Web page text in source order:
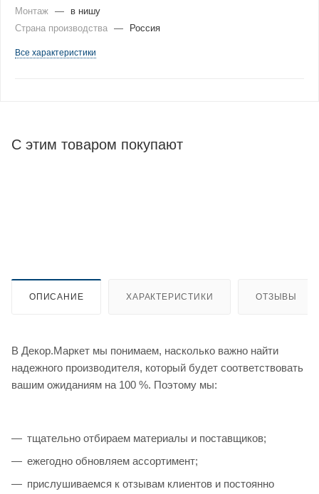
Монтаж —
в нишу
Страна производства — Россия
Все характеристики
С этим товаром покупают
ОПИСАНИЕ ХАРАКТЕРИСТИКИ ОТЗЫВЫ
В Декор.Маркет мы понимаем, насколько важно найти
надежного производителя, который будет соответствовать
вашим ожиданиям на 100 %. Поэтому мы:
тщательно отбираем материалы и поставщиков;
ежегодно обновляем ассортимент;
прислушиваемся к отзывам клиентов и постоянно